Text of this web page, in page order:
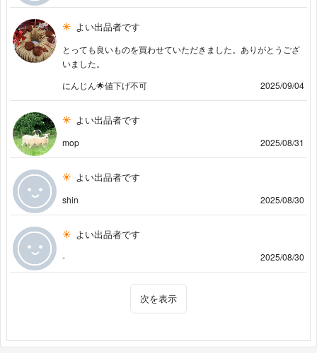
よい出品者です
とっても良いものを買わせていただきました。ありがとうござ
いました。
にんじん🌟値下げ不可
2025/09/04
よい出品者です
mop 2025/08/31
よい出品者です
shin 2025/08/30
よい出品者です
- 2025/08/30
次を表示